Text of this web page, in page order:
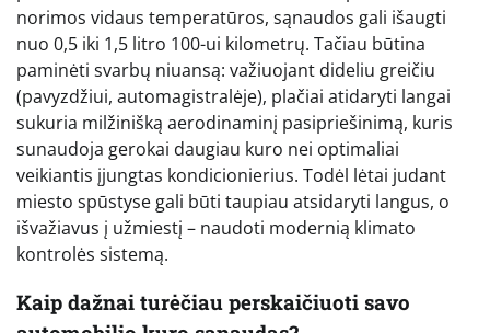
norimos vidaus temperatūros, sąnaudos gali išaugti
nuo 0,5 iki 1,5 litro 100-ui kilometrų. Tačiau būtina
paminėti svarbų niuansą: važiuojant dideliu greičiu
(pavyzdžiui, automagistralėje), plačiai atidaryti langai
sukuria milžinišką aerodinaminį pasipriešinimą, kuris
sunaudoja gerokai daugiau kuro nei optimaliai
veikiantis įjungtas kondicionierius. Todėl lėtai judant
miesto spūstyse gali būti taupiau atsidaryti langus, o
išvažiavus į užmiestį – naudoti modernią klimato
kontrolės sistemą.
Kaip dažnai turėčiau perskaičiuoti savo